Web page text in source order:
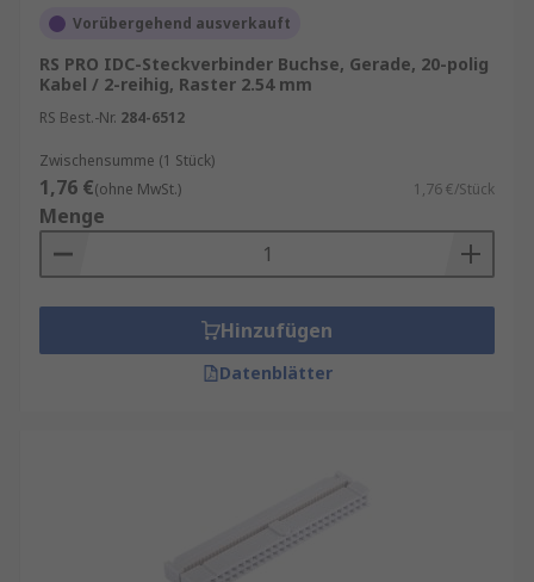
Unser Sortiment an ICD-Steckverbinder und IDC-
TE Connectivity,Würth Elektronik, HARTING,
3MsowieRS PRO , unserer hauseigenen
professionellen Marke. Informationen zur
spätesten Bestelluhrzeit für eine garantierte
Lieferung am nächsten Werktag sowie zum
Mindestbestellwert für eine kostenfreie
Lieferung finden Sie auf der jeweiligen
Produktseite. RS ist Ihr Ansprechpartner für
RS Procurement Solutions
Vorübergehend ausverkauft
RS PRO IDC-Steckverbinder Buchse, Gerade, 20-polig
Kabel / 2-reihig, Raster 2.54 mm
RS Best.-Nr. 284-6512
Zwischensumme (1 Stück)
1,76 €(ohne MwSt.) 1,76 €/Stück
Menge
Hinzufügen
Datenblätter